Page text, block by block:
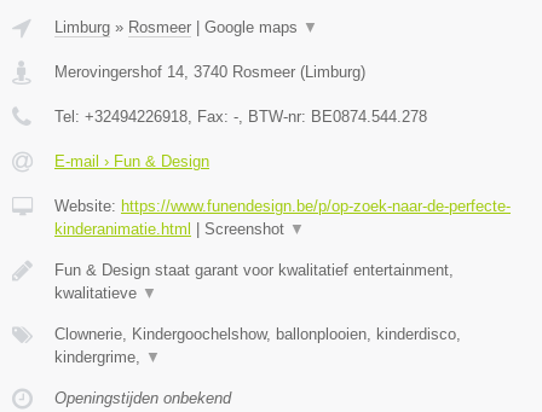
Limburg » Rosmeer | Google maps ▼
Merovingershof 14 3740 Rosmeer (Limburg)
Tel: +32494226918 , Fax: - , BTW-nr: BE0874.544.278
E-mail › Fun & Design
Website: https://www.funendesign.be/p/op-zoek-naar-de-perfecte-
kinderanimatie.html | Screenshot ▼
Fun & Design staat garant voor kwalitatief entertainment,
kwalitatieve ▼
Clownerie, Kindergoochelshow, ballonplooien, kinderdisco,
kindergrime,
▼
Openingstijden onbekend